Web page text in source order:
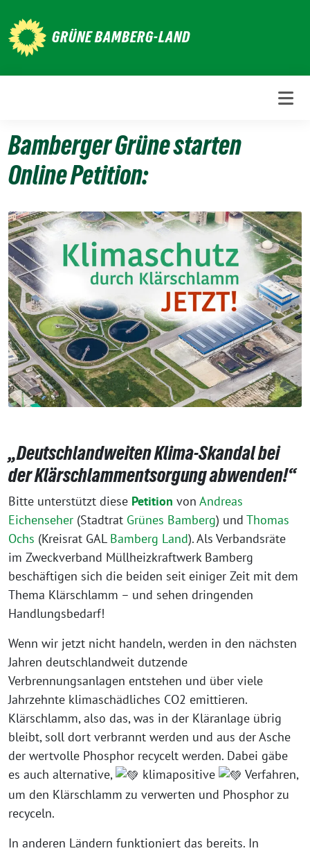
zum
Inhalt
GRÜNE BAMBERG-LAND
Bamberger Grüne starten
Online Petition:
Dezember
2021
„Deutschlandweiten Klima-Skandal bei
der Klärschlammentsorgung abwenden!“
Bitte unterstützt diese Petition von Andreas
Eichenseher (Stadtrat Grünes Bamberg) und Thomas
Ochs (Kreisrat GAL Bamberg Land). Als Verbandsräte
im Zweckverband Müllheizkraftwerk Bamberg
beschäftigen sich die beiden seit einiger Zeit mit dem
Thema Klärschlamm – und sehen dringenden
Handlungsbedarf!
Wenn wir jetzt nicht handeln, werden in den nächsten
Jahren deutschlandweit dutzende
Verbrennungsanlagen entstehen und über viele
Jahrzehnte klimaschädliches CO2 emittieren.
Klärschlamm, also das, was in der Kläranlage übrig
bleibt, soll dort verbrannt werden und aus der Asche
der wertvolle Phosphor recycelt werden. Dabei gäbe
es auch alternative,
klimapositive
Verfahren,
um den Klärschlamm zu verwerten und Phosphor zu
recyceln.
In anderen Ländern funktioniert das bereits. In